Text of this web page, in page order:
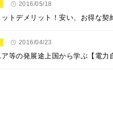
2016/05/18
トデメリット！安い、お得な契
2016/04/23
等の発展途上国から学ぶ【電力